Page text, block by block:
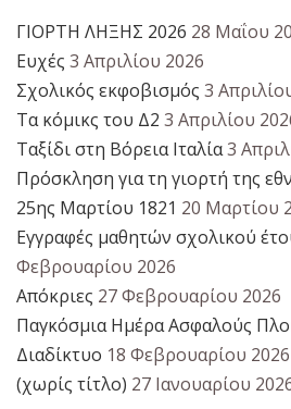
ΓΙΟΡΤΗ ΛΗΞΗΣ 2026 28 Μαΐου
Ευχές 3 Απριλίου 2026
Σχολικός εκφοβισμός 3
Τα κόμικς του Δ2 3 Απριλίου
Ταξίδι στη Βόρεια Ιταλία3
Πρόσκληση για τη γιορτή της
25ης Μαρτίου 1821 20 Μαρτίου
Εγγραφές μαθητών σχολικού
Φεβρουαρίου 2026
Απόκριες 27 Φεβρουαρίου 2026
Παγκόσμια Ημέρα Ασφαλούς
Διαδίκτυο 18 Φεβρουαρίου 2026
(χωρίς τίτλο) 27 Ιανουαρίου